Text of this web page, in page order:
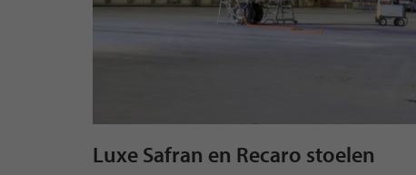
Luxe Safran en Recaro stoelen